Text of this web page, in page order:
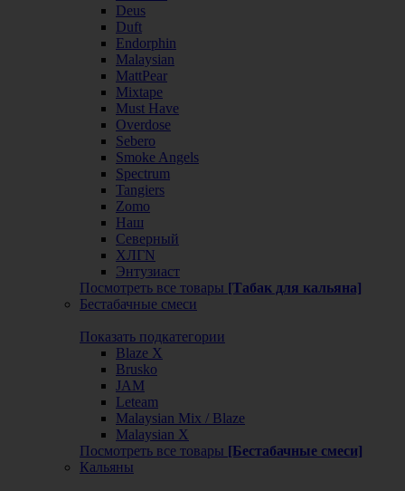
Deus
Duft
Endorphin
Malaysian
MattPear
Mixtape
Must Have
Overdose
Sebero
Smoke Angels
Spectrum
Tangiers
Zomo
Наш
Северный
ХЛГN
Энтузиаст
Посмотреть все товары [Табак для кальяна]
Бестабачные смеси
Показать подкатегории
Blaze X
Brusko
JAM
Leteam
Malaysian Mix / Blaze
Malaysian X
Посмотреть все товары [Бестабачные смеси]
Кальяны